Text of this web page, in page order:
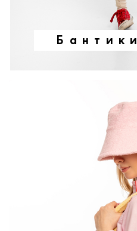
Бантики